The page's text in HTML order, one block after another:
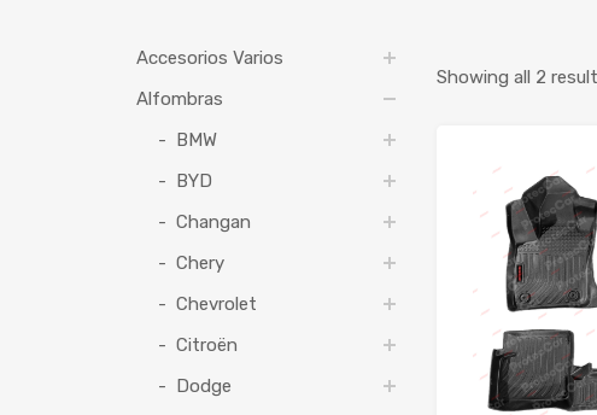
Showing all 2
Accesorios Varios
Alfombras
BMW
BYD
Changan
Chery
Chevrolet
Citroën
Dodge